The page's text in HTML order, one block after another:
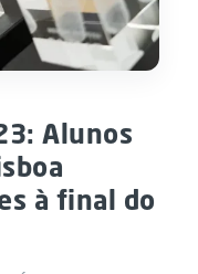
Alunos
à final do